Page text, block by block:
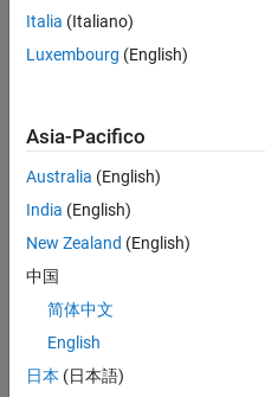
M…
CONTRIBUTI L
1
L
04/22
10/22
04/23
10/23
04/24
10/24
04/25
10/25
04/26
11/22
06/23
01/24
08/24
03/25
05/26
12/22
08/23
12/24
08/25
Italia (Italiano)
Luxembourg (English)
Asia-Pacifico
Australia (English)
India (English)
New Zealand (English)
中国
简体中文
English
日本 (日本語)